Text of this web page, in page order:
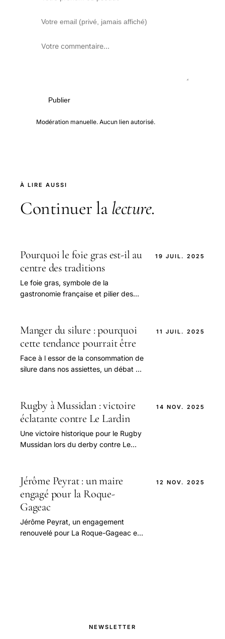
Publier
Modération manuelle. Aucun lien autorisé.
À LIRE AUSSI
Continuer la lecture.
Pourquoi le foie gras est-il au
centre des traditions
Le foie gras, symbole de la
gastronomie française et pilier des
traditions culinaires.
19 JUIL. 2025
Manger du silure : pourquoi
cette tendance pourrait être
Face à l essor de la consommation de
silure dans nos assiettes, un débat s
11 JUIL. 2025
Rugby à Mussidan : victoire
éclatante contre Le Lardin
Une victoire historique pour le Rugby
Mussidan lors du derby contre Le
de Le Lardin.
14 NOV. 2025
Jérôme Peyrat : un maire
engagé pour la Roque-
Gageac
Jérôme Peyrat, un engagement
renouvelé pour La Roque-Gageac en
12 NOV. 2025
NEWSLETTER